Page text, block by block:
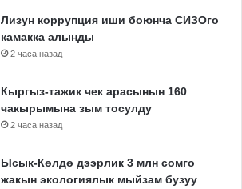
Лизун коррупция иши боюнча СИЗОго
камакка алынды
2 часа назад
Кыргыз-тажик чек арасынын 160
чакырымына зым тосулду
2 часа назад
Ысык-Көлдө дээрлик 3 млн сомго
жакын экологиялык мыйзам бузуу